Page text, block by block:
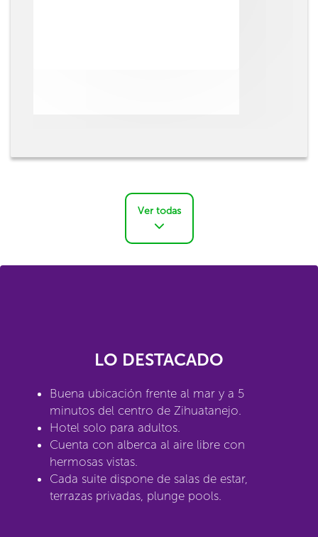
Ver todas
LO DESTACADO
Buena ubicación frente al mar y a 5
minutos del centro de Zihuatanejo.
Hotel solo para adultos.
Cuenta con alberca al aire libre con
hermosas vistas.
Cada suite dispone de salas de estar,
terrazas privadas, plunge pools.